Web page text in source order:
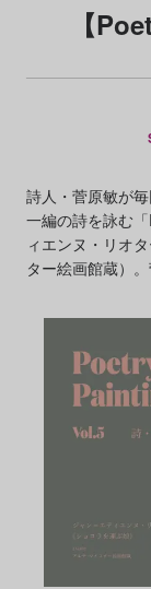
【
詩人・菅原敏が
一編の詩を詠む
ィエンヌ・リオ
ター絵画館蔵）